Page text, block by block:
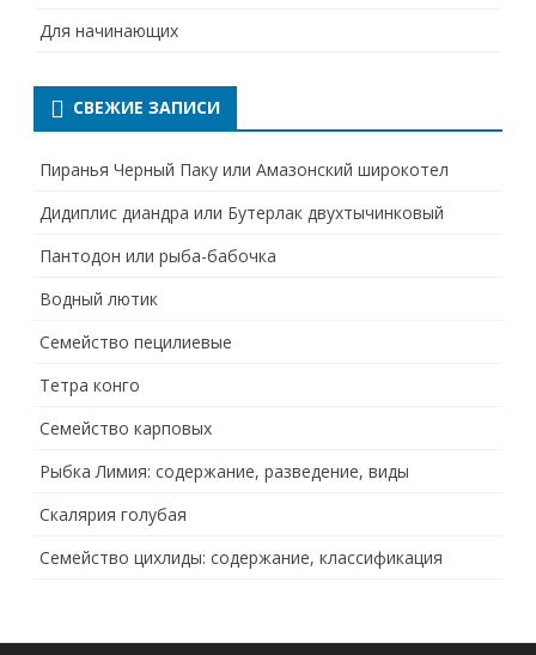
Для начинающих
СВЕЖИЕ ЗАПИСИ
Пиранья Черный Паку или Амазонский широкотел
Дидиплис диандра или Бутерлак двухтычинковый
Пантодон или рыба-бабочка
Водный лютик
Семейство пецилиевые
Тетра конго
Семейство карповых
Рыбка Лимия: содержание, разведение, виды
Скалярия голубая
Семейство цихлиды: содержание, классификация